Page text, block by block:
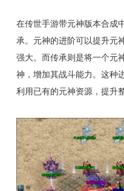
在传世手游带元神版本合成
承。元神的进阶可以提升元
强大。而传承则是将一个元
神，增加其战斗能力。这种
利用已有的元神资源，提升